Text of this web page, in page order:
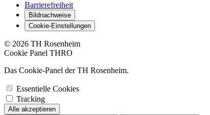
Barrierefreiheit
Bildnachweise
Cookie-Einstellungen
© 2026 TH Rosenheim
Cookie Panel THRO
Das Cookie-Panel der TH Rosenheim.
Essentielle Cookies
Tracking
Alle akzeptieren